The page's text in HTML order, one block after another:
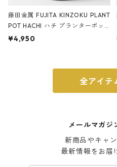
藤田金属 FUJITA KINZOKU PLANT
POT HACHI ハチ プランターポッ
ト 3号 ブラック
¥4,950
全アイテ
メールマガジ
新商品やキャ
最新情報をお届